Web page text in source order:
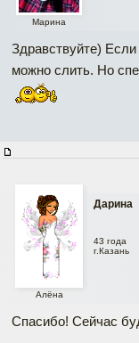
Марина
Здравствуйте)
можно слить. Но
Дарина
Алёна
43 года
г.Казань
Спасибо! Сейчас